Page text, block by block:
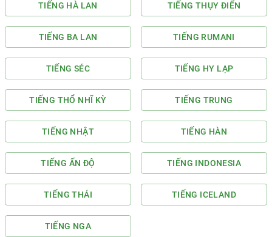
TIẾNG HÀ LAN TIẾNG THỤY ĐIỂN
TIẾNG BA LAN TIẾNG RUMANI
TIẾNG SÉC TIẾNG HY LẠP
TIẾNG THỔ NHĨ KỲ TIẾNG TRUNG
TIẾNG NHẬT TIẾNG HÀN
TIẾNG ẤN ĐỘ TIẾNG INDONESIA
TIẾNG THÁI TIẾNG ICELAND
TIẾNG NGA